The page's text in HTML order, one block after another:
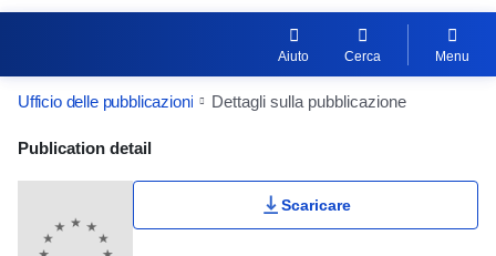
Aiuto Cerca Menu
Ufficio delle pubblicazioni Dettagli sulla pubblicazione
Publication Detail Actions Portlet
Publication detail
Scaricare